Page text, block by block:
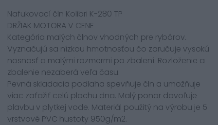
Nafukovací čln Kolibri K-280 TP
DRŽIAK MOTORA V CENE
Kategória malých člnov vhodných pre rybárov.
Vyznačujú sa nízkou hmotnosťou čo zaručuje vysokú
nosnosť a malými rozmermi po zbalení. Rozloženie a
zbalenie nezaberá veľa času.
Pevná skladacia podlaha spevňuje čln a umožňuje
viac zaťažiť celú plochu dna. Malý ponor dovoľuje
plavbu v plytkej vode. Materiál použitý na výrobu je 5
vrstvové PVC hustoty 950g/m2.